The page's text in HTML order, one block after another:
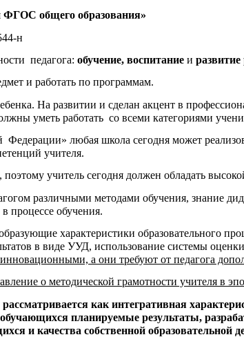
ФГОС общего образования»
н
педагога: обучение, воспитание и развитие
и работать по программам.
На развитии и сделан акцент в
уметь работать со всеми категориями
Федерации» любая школа сегодня может
учителя.
учитель сегодня должен обладать
различными методами обучения, знание
процессе обучения.
характеристики образовательного
в виде УУД, использование системы
а они требуют от педагога
о методической грамотности учителя в
как интегративная
планируемые результаты,
и качества собственной образовательной